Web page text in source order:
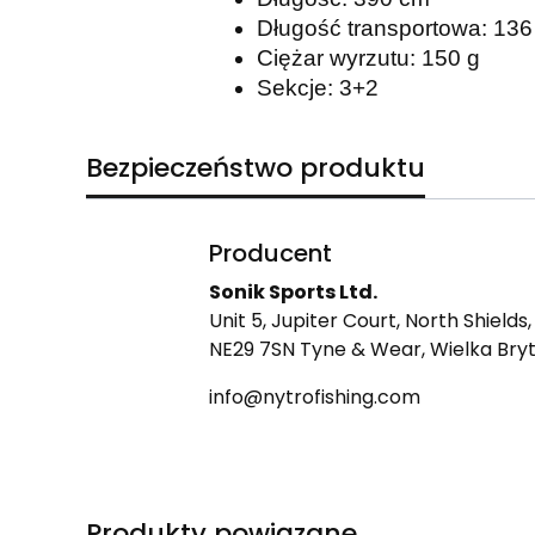
Długość transportowa:
Ciężar wyrzutu: 150 g
Sekcje: 3+2
Bezpieczeństwo produktu
Producent
Sonik Sports Ltd.
Unit 5, Jupiter Court, North Shields,
NE29 7SN Tyne & Wear, Wielka
info@nytrofishing.com